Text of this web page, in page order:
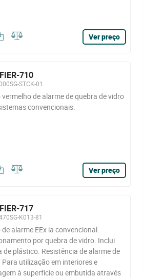
Ver preço
710
STCK-01
de alarme de quebra de vidro
convencionais.
Ver preço
717
K013-81
alarme EEx ia convencional.
por quebra de vidro. Inclui
de plástico. Resistência de alarme de
utilização em interiores e
à superfície ou embutida através